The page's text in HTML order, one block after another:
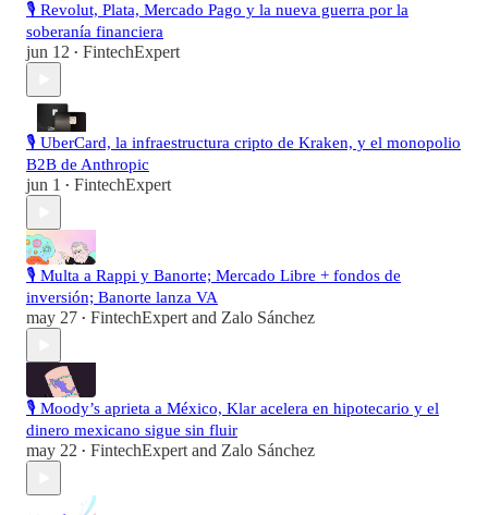
🎙️ Revolut, Plata, Mercado Pago y la nueva guerra por la
soberanía financiera
jun 12 • FintechExpert
🎙️ UberCard, la infraestructura cripto de Kraken, y el monopolio
B2B de Anthropic
jun 1 • FintechExpert
🎙️ Multa a Rappi y Banorte; Mercado Libre + fondos de
inversión; Banorte lanza VA
may 27 • FintechExpertand Zalo Sánchez
🎙️ Moody’s aprieta a México, Klar acelera en hipotecario y el
dinero mexicano sigue sin fluir
may 22 • FintechExpertand Zalo Sánchez